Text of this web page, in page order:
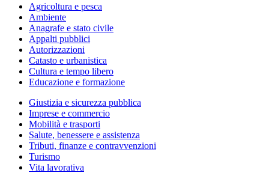
Agricoltura e pesca
Ambiente
Anagrafe e stato civile
Appalti pubblici
Autorizzazioni
Catasto e urbanistica
Cultura e tempo libero
Educazione e formazione
Giustizia e sicurezza pubblica
Imprese e commercio
Mobilità e trasporti
Salute, benessere e assistenza
Tributi, finanze e contravvenzioni
Turismo
Vita lavorativa